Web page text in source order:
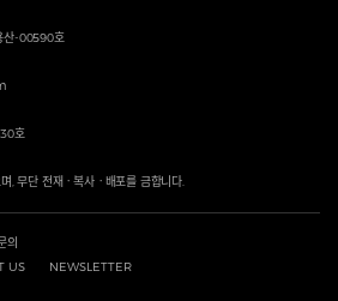
산-00590호
호
, 무단 전재ㆍ복사ㆍ배포를 금합니다.
의
US NEWSLETTER